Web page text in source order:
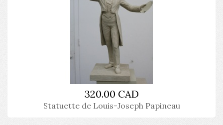
320.00 CAD
Statuette de Louis-Joseph Papineau